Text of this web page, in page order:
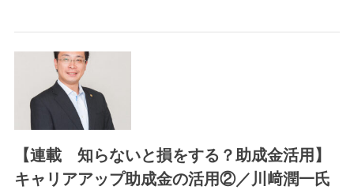
【連載 知らないと損をする？助成金活用】
キャリアアップ助成金の活用②／川﨑潤一氏